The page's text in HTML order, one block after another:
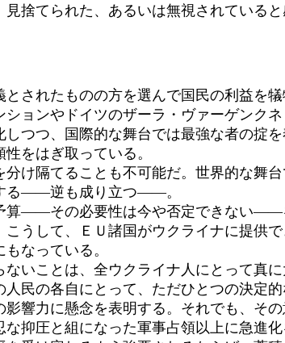
捨てられた、あるいは無視されている
されたものの方を選んで国民の利益を
ョンやドイツのザーラ・ヴァーゲンク
つつ、国際的な舞台では最強な者の掟
をはぎ取っている。
け隔てることも不可能だ。世界的な舞
る――逆も成り立つ――。
――その必要性は今や否定できない――
うして、ＥＵ諸国がウクライナに提供
なっている。
いことは、全ウクライナ人にとって真
民の各自にとって、ただひとつの決定的
響力に懸念を表明する。それでも、そ
抑圧と組になった軍事占領以上に急進